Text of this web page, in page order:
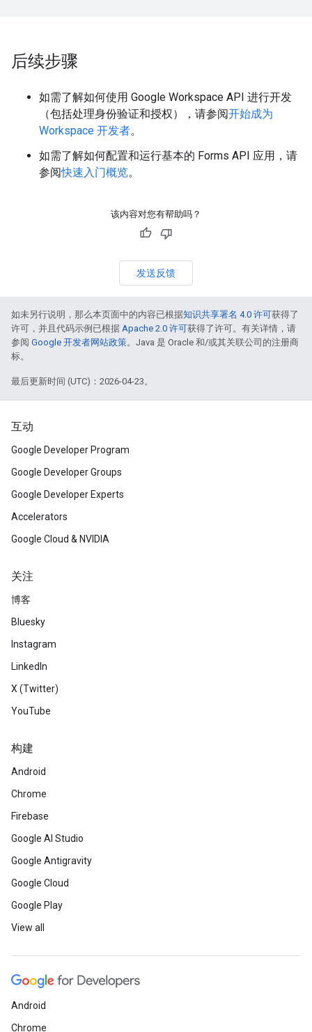
后续步骤
如需了解如何使用 Google Workspace API 进行开发
（包括处理身份验证和授权），请参阅开始成为
Workspace 开发者。
如需了解如何配置和运行基本的 Forms API 应用，请
参阅快速入门概览。
该内容对您有帮助吗？
发送反馈
如未另行说明，那么本页面中的内容已根据知识共享署名 4.0 许可获得了
许可，并且代码示例已根据 Apache 2.0 许可获得了许可。有关详情，请
参阅 Google 开发者网站政策。Java 是 Oracle 和/或其关联公司的注册商
标。
最后更新时间 (UTC)：2026-04-23。
互动
Google Developer Program
Google Developer Groups
Google Developer Experts
Accelerators
Google Cloud & NVIDIA
关注
博客
Bluesky
Instagram
LinkedIn
X (Twitter)
YouTube
构建
Android
Chrome
Firebase
Google AI Studio
Google Antigravity
Google Cloud
Google Play
View all
Android
Chrome